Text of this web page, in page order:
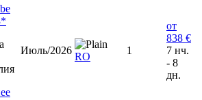
Июль/2026
RO
1
от
838 €
7 нч.
- 8
дн.